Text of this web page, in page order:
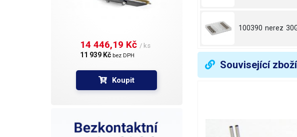
14 446,19 Kč / ks
11 939 Kč bez DPH
Koupit
100390 nerez
Související zboží